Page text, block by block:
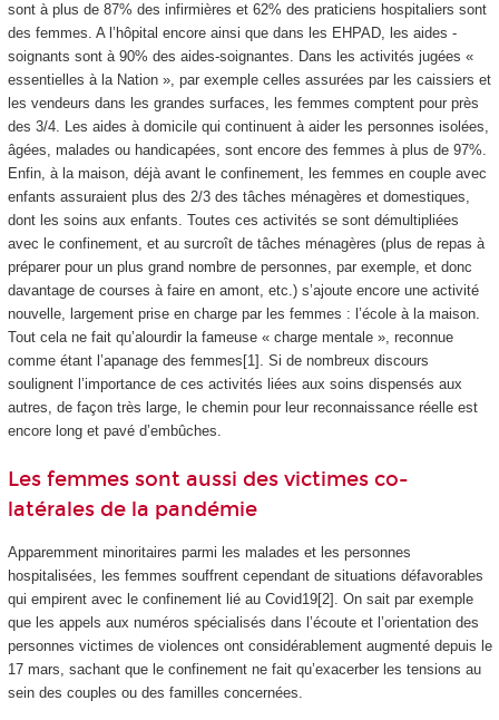
sont à plus de 87% des infirmières et 62% des praticiens hospitaliers sont
des femmes. A l’hôpital encore ainsi que dans les EHPAD, les aides -
soignants sont à 90% des aides-soignantes. Dans les activités jugées «
essentielles à la Nation », par exemple celles assurées par les caissiers et
les vendeurs dans les grandes surfaces, les femmes comptent pour près
des 3/4. Les aides à domicile qui continuent à aider les personnes isolées,
âgées, malades ou handicapées, sont encore des femmes à plus de 97%.
Enfin, à la maison, déjà avant le confinement, les femmes en couple avec
enfants assuraient plus des 2/3 des tâches ménagères et domestiques,
dont les soins aux enfants. Toutes ces activités se sont démultipliées
avec le confinement, et au surcroît de tâches ménagères (plus de repas à
préparer pour un plus grand nombre de personnes, par exemple, et donc
davantage de courses à faire en amont, etc.) s’ajoute encore une activité
nouvelle, largement prise en charge par les femmes : l’école à la maison.
Tout cela ne fait qu’alourdir la fameuse « charge mentale », reconnue
comme étant l’apanage des femmes[1]. Si de nombreux discours
soulignent l’importance de ces activités liées aux soins dispensés aux
autres, de façon très large, le chemin pour leur reconnaissance réelle est
encore long et pavé d’embûches.
Les femmes sont aussi des victimes co-
latérales de la pandémie
Apparemment minoritaires parmi les malades et les personnes
hospitalisées, les femmes souffrent cependant de situations défavorables
qui empirent avec le confinement lié au Covid19[2]. On sait par exemple
que les appels aux numéros spécialisés dans l’écoute et l’orientation des
personnes victimes de violences ont considérablement augmenté depuis le
17 mars, sachant que le confinement ne fait qu’exacerber les tensions au
sein des couples ou des familles concernées.